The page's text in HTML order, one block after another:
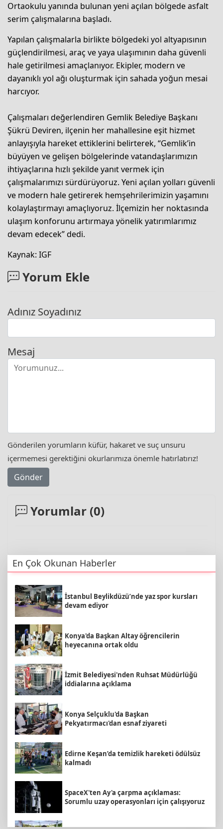
Ortaokulu yanında bulunan yeni açılan bölgede asfalt
serim çalışmalarına başladı.
Yapılan çalışmalarla birlikte bölgedeki yol altyapısının
güçlendirilmesi, araç ve yaya ulaşımının daha güvenli
hale getirilmesi amaçlanıyor. Ekipler, modern ve
dayanıklı yol ağı oluşturmak için sahada yoğun mesai
harcıyor.
Çalışmaları değerlendiren Gemlik Belediye Başkanı
Şükrü Deviren, ilçenin her mahallesine eşit hizmet
anlayışıyla hareket ettiklerini belirterek, “Gemlik’in
büyüyen ve gelişen bölgelerinde vatandaşlarımızın
ihtiyaçlarına hızlı şekilde yanıt vermek için
çalışmalarımızı sürdürüyoruz. Yeni açılan yolları güvenli
ve modern hale getirerek hemşehrilerimizin yaşamını
kolaylaştırmayı amaçlıyoruz. İlçemizin her noktasında
ulaşım konforunu artırmaya yönelik yatırımlarımız
devam edecek” dedi.
Kaynak: IGF
Yorum Ekle
Adınız Soyadınız
Mesaj
Gönderilen yorumların küfür, hakaret ve suç unsuru
içermemesi gerektiğini okurlarımıza önemle hatırlatırız!
Gönder
Yorumlar (0)
En Çok Okunan Haberler
İstanbul Beylikdüzü’nde yaz spor kursları
devam ediyor
Konya'da Başkan Altay öğrencilerin
heyecanına ortak oldu
İzmit Belediyesi'nden Ruhsat Müdürlüğü
iddialarına açıklama
Konya Selçuklu'da Başkan
Pekyatırmacı'dan esnaf ziyareti
Edirne Keşan’da temizlik hareketi ödülsüz
kalmadı
SpaceX'ten Ay'a çarpma açıklaması:
Sorumlu uzay operasyonları için çalışıyoruz